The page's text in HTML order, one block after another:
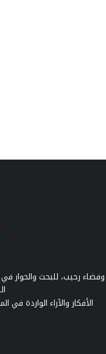
رحيب، للبحث والحوار في
الأفكار والآراء الواردة في